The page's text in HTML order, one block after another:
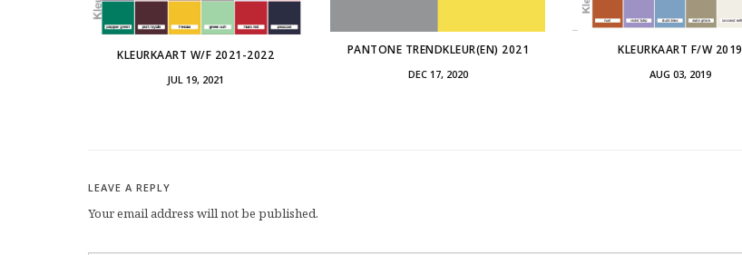
KLEURKAART W/F 2021-2022
JUL 19, 2021
PANTONE TRENDKLEUR(EN) 2021
DEC 17, 2020
KLEURKAART F/W 2019
AUG 03, 2019
LEAVE A REPLY
Your email address will not be published.